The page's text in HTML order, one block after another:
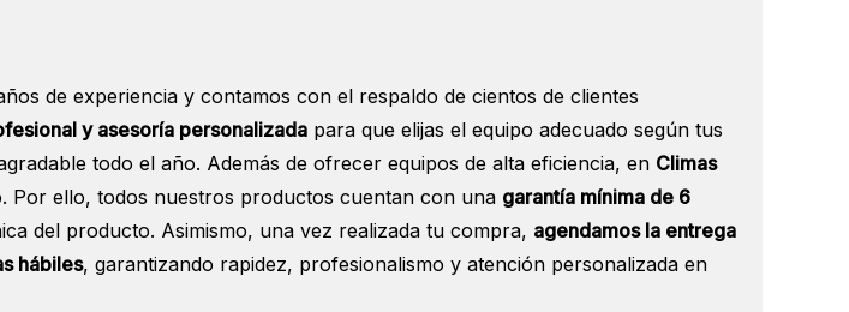
de experiencia y contamos con el respaldo de cientos de clientes
y asesoría personalizada para que elijas el equipo adecuado según tus
todo el año. Además de ofrecer equipos de alta eficiencia, en Climas
Por ello, todos nuestros productos cuentan con una garantía mínima de 6
del producto. Asimismo, una vez realizada tu compra, agendamos la entrega
hábiles, garantizando rapidez, profesionalismo y atención personalizada en